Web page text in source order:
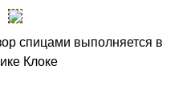
спицами выполняется в
Клоке